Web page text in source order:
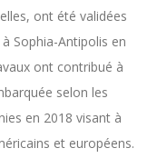
ont été validées
Sophia-Antipolis en
ont contribué à
selon les
en 2018 visant à
et européens.